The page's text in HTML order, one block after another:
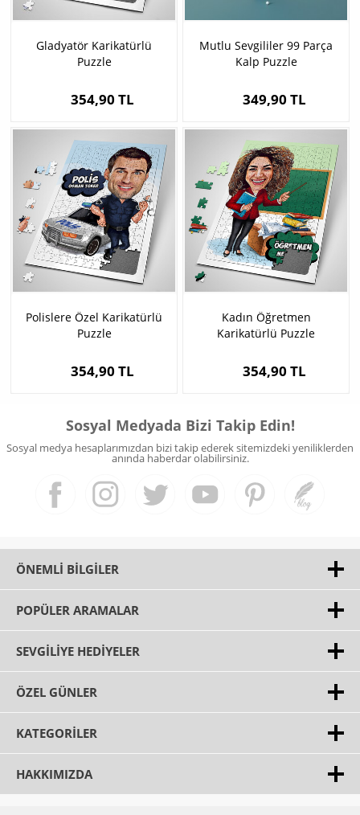
Gladyatör Karikatürlü
Puzzle
354,90 TL
Mutlu Sevgililer 99 Parça
Kalp Puzzle
349,90 TL
Polislere Özel Karikatürlü
Puzzle
354,90 TL
Kadın Öğretmen
Karikatürlü Puzzle
354,90 TL
Sosyal Medyada Bizi Takip Edin!
Sosyal medya hesaplarımızdan bizi takip ederek sitemizdeki yeniliklerden
anında haberdar olabilirsiniz.
ÖNEMLI BILGILER
POPÜLER ARAMALAR
SEVGILIYE HEDIYELER
ÖZEL GÜNLER
KATEGORILER
HAKKIMIZDA